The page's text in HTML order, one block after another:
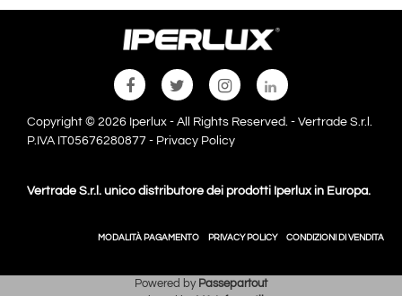
Copyright © 2026 Iperlux - All Rights Reserved. - Vertrade S.r.l.
P.IVA IT05676280877 - Privacy Policy
Vertrade S.r.l. unico distributore dei prodotti Iperlux in Europa.
MODALITÀ PAGAMENTO PRIVACY POLICY CONDIZIONI DI VENDITA
Powered by Passepartout